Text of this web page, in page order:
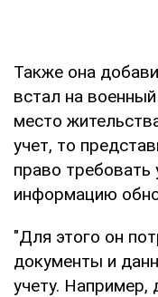
Также она
встал на
место
учет, то
право требовать
информацию
"Для этого он
документы и
учету. Например,